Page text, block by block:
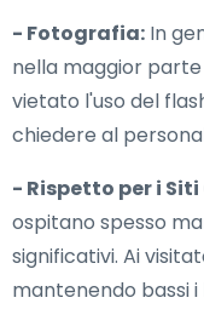
- Fotografia: In
nella maggior
vietato l'uso del
chiedere al
- Rispetto per i
ospitano spesso
significativi. Ai
mantenendo bassi